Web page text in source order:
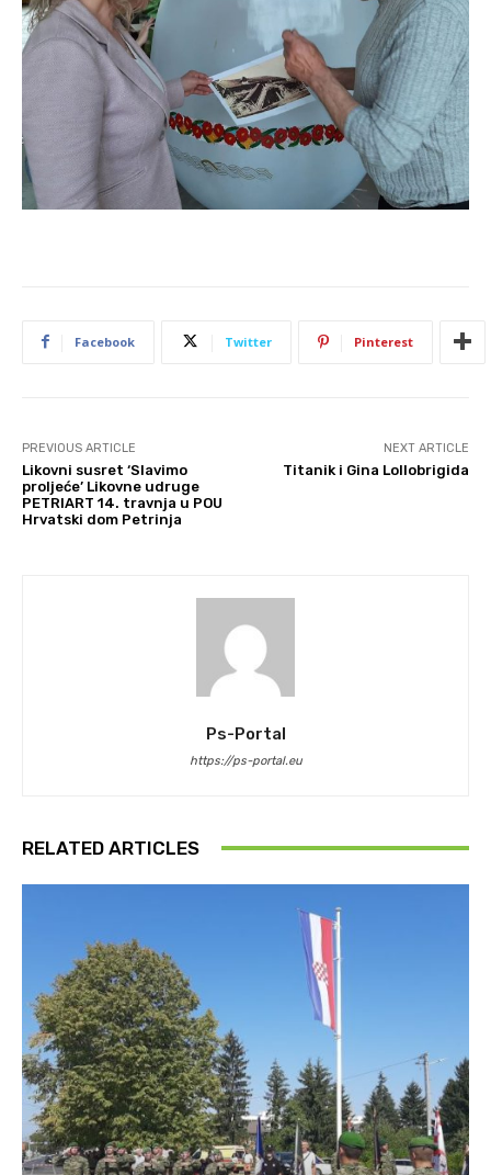
Facebook Twitter Pinterest
PREVIOUS ARTICLE
Likovni susret ‘Slavimo
proljeće’ Likovne udruge
PETRIART 14. travnja u POU
Hrvatski dom Petrinja
NEXT ARTICLE
Titanik i Gina Lollobrigida
Ps-Portal
https://ps-portal.eu
RELATED ARTICLES